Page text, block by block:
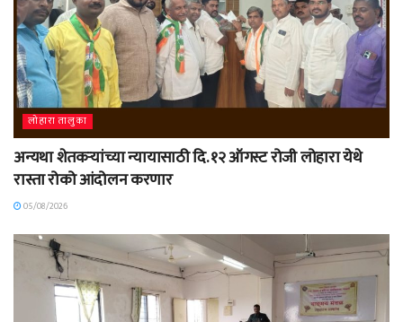
लोहारा तालुका
अन्यथा शेतकऱ्यांच्या न्यायासाठी दि. १२ ऑगस्ट रोजी लोहारा येथे
रास्ता रोको आंदोलन करणार
05/08/2026